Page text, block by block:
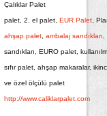
Çalıklar Palet
palet, 2. el palet, EUR Palet,
ahşap palet, ambalaj sandıkları
sandıkları, EURO palet,
sıfır palet, ahşap makaralar,
ve özel ölçülü palet
http://www.caliklarpalet.com